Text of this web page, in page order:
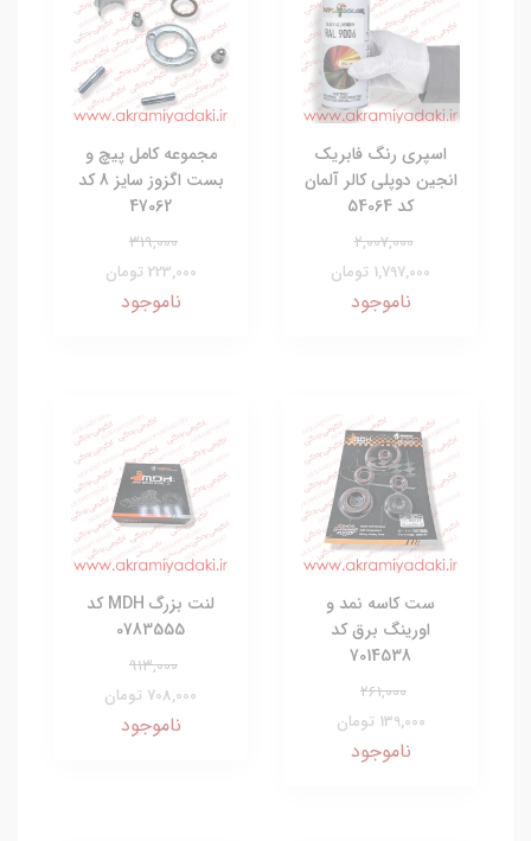
اسپری رنگ فابریک
انجین دوپلی کالر آلمان
کد 54064
2,007,000
1,797,000 تومان
ناموجود
مجموعه کامل پیچ و
بست اگزوز سایز 8 کد
47062
319,000
223,000 تومان
ناموجود
ست کاسه نمد و
اورینگ برق کد
7014538
261,000
139,000 تومان
ناموجود
لنت بزرگ MDH کد
0783555
913,000
708,000 تومان
ناموجود